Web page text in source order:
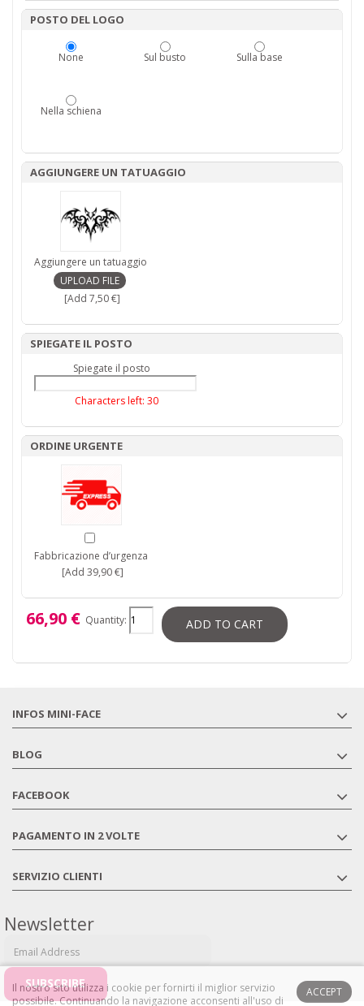
POSTO DEL LOGO
None Sul busto Sulla base
Nella schiena
AGGIUNGERE UN TATUAGGIO
Aggiungere un tatuaggio
[Add 7,50 €]
SPIEGATE IL POSTO
Spiegate il posto
Characters left: 30
ORDINE URGENTE
Fabbricazione d’urgenza
[Add 39,90 €]
66,90 € Quantity: ADD TO CART
INFOS MINI-FACE
BLOG
FACEBOOK
PAGAMENTO IN 2 VOLTE
SERVIZIO CLIENTI
Newsletter
ACCEPT
Il nostro sito utilizza i cookie per fornirti il ​​miglior servizio
possibile.Continuando la navigazione acconsenti all'uso di